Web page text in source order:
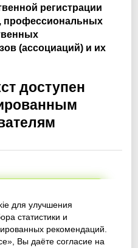
для улучшения
статистики и
рекомендаций.
Вы даёте согласие на
регистрации
профессиональных
(ассоциаций) и их
доступен